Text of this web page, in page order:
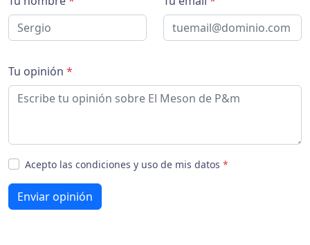
Tu opinión *
Acepto las condiciones y uso de mis datos *
Enviar opinión